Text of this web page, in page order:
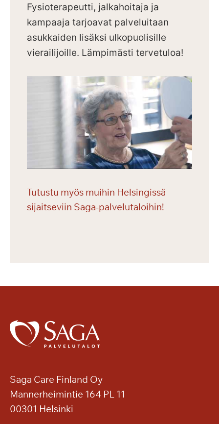
Fysioterapeutti, jalkahoitaja ja
kampaaja tarjoavat palveluitaan
asukkaiden lisäksi ulkopuolisille
vierailijoille. Lämpimästi tervetuloa!
Tutustu myös muihin Helsingissä
sijaitseviin Saga-palvelutaloihin!
Saga Care Finland Oy
Mannerheimintie 164 PL 11
00301 Helsinki